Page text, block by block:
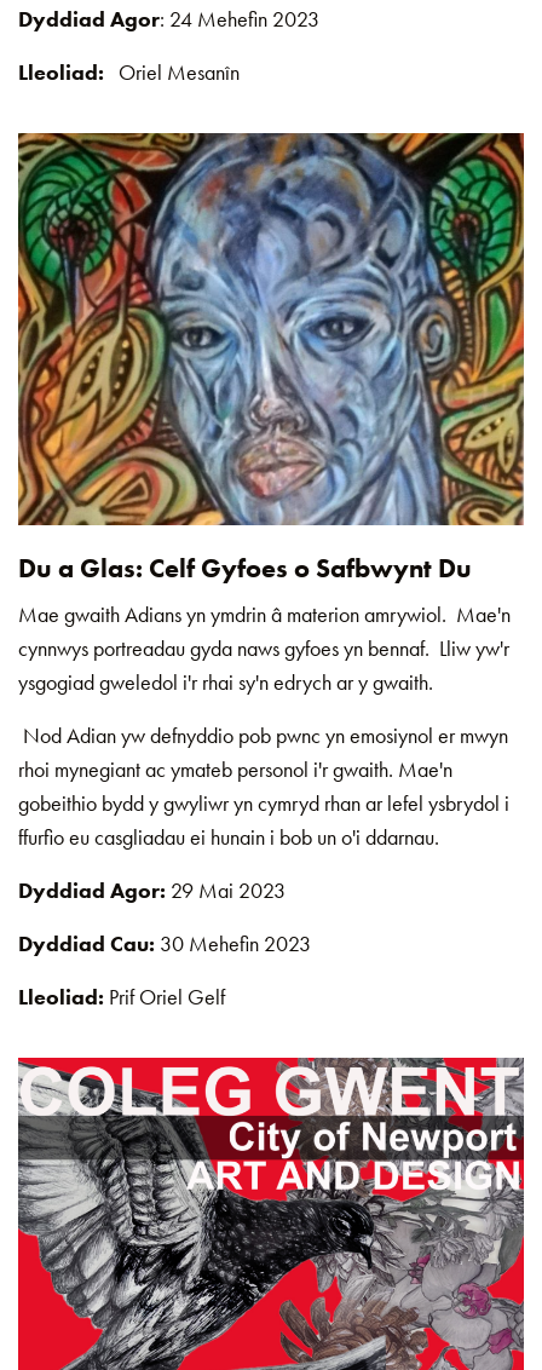
Dyddiad Agor: 24 Mehefin 2023
Lleoliad:
Oriel Mesanîn
Du a Glas: Celf Gyfoes o Safbwynt Du
Mae gwaith Adians yn ymdrin â materion amrywiol. Mae'n
cynnwys portreadau gyda naws gyfoes yn bennaf. Lliw yw'r
ysgogiad gweledol i'r rhai sy'n edrych ar y gwaith.
Nod Adian yw defnyddio pob pwnc yn emosiynol er mwyn
rhoi mynegiant ac ymateb personol i'r gwaith. Mae'n
gobeithio bydd y gwyliwr yn cymryd rhan ar lefel ysbrydol i
ffurfio eu casgliadau ei hunain i bob un o'i ddarnau.
Dyddiad Agor: 29 Mai 2023
Dyddiad Cau: 30 Mehefin 2023
Lleoliad: Prif Oriel Gelf